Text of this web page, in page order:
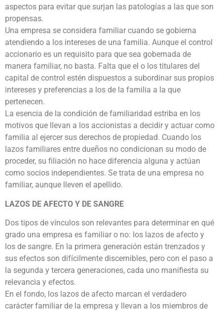
aspectos para evitar que surjan las patologías a las que son
propensas.
Una empresa se considera familiar cuando se gobierna
atendiendo a los intereses de una familia. Aunque el control
accionario es un requisito para que sea gobernada de
manera familiar, no basta. Falta que el o los titulares del
capital de control estén dispuestos a subordinar sus propios
intereses y preferencias a los de la familia a la que
pertenecen.
La esencia de la condición de familiaridad estriba en los
motivos que llevan a los accionistas a decidir y actuar como
familia al ejercer sus derechos de propiedad. Cuando los
lazos familiares entre dueños no condicionan su modo de
proceder, su filiación no hace diferencia alguna y actúan
como socios independientes. Se trata de una empresa no
familiar, aunque lleven el apellido.
LAZOS DE AFECTO Y DE SANGRE
Dos tipos de vínculos son relevantes para determinar en qué
grado una empresa es familiar o no: los lazos de afecto y
los de sangre. En la primera generación están trenzados y
sus efectos son difícilmente discernibles, pero con el paso a
la segunda y tercera generaciones, cada uno manifiesta su
relevancia y efectos.
En el fondo, los lazos de afecto marcan el verdadero
carácter familiar de la empresa y llevan a los miembros de